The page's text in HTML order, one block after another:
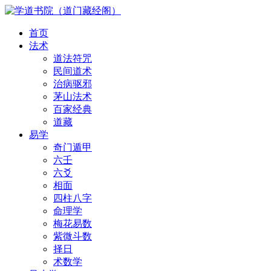
首页
法术
道法符咒
民间道术
治病驱邪
茅山法术
百家经典
道藏
易学
奇门遁甲
六壬
六爻
相面
四柱八字
命理学
梅花易数
紫微斗数
择日
术数学